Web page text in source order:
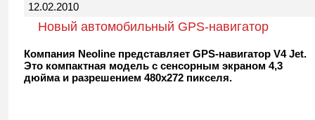
12.02.2010
Новый автомобильный GPS-навигатор
NEOLINE V4 Jet
Компания Neoline представляет GPS-навигатор V4 Jet.
Это компактная модель с сенсорным экраном 4,3
дюйма и разрешением 480х272 пикселя.